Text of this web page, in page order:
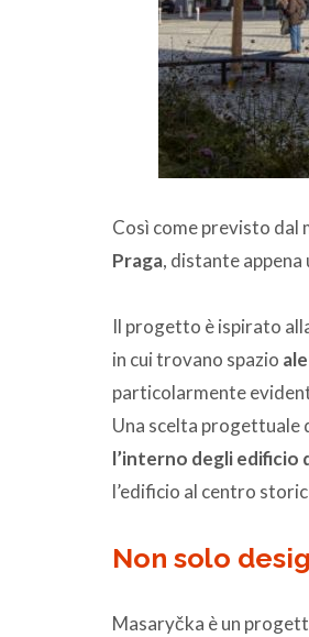
Così come previsto dal
Praga, distante
Il progetto è ispirato
in cui trovano spazio
particolarmente
Una scelta progettuale
l’interno degli edificio
l’edificio al centro
Non solo
Masaryčka è un